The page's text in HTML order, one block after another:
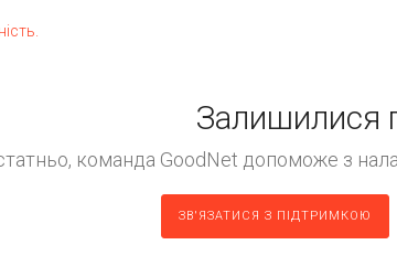
Залишилися
команда GoodNet допоможе з
ЗВ'ЯЗАТИСЯ З ПІДТРИМКОЮ